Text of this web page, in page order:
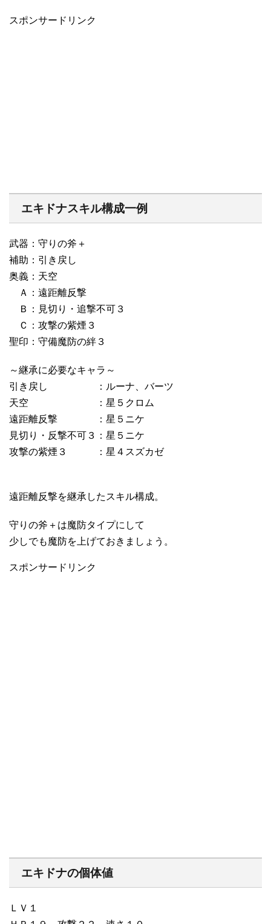
スポンサードリンク
エキドナスキル構成一例
武器：守りの斧＋
補助：引き戻し
奥義：天空
Ａ：遠距離反撃
Ｂ：見切り・追撃不可３
Ｃ：攻撃の紫煙３
聖印：守備魔防の絆３
～継承に必要なキャラ～
引き戻し ：ルーナ、バーツ
天空 ：星５クロム
遠距離反撃 ：星５ニケ
見切り・反撃不可３：星５ニケ
攻撃の紫煙３ ：星４スズカゼ
遠距離反撃を継承したスキル構成。
守りの斧＋は魔防タイプにして
少しでも魔防を上げておきましょう。
スポンサードリンク
エキドナの個体値
ＬＶ１